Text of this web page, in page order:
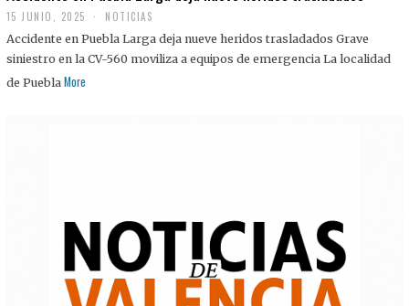
15 JUNIO, 2025 NOTICIAS
Accidente en Puebla Larga deja nueve heridos trasladados Grave
siniestro en la CV-560 moviliza a equipos de emergencia La localidad
de Puebla More